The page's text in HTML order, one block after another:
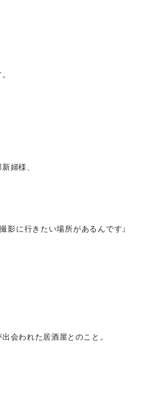
婦様、
影に行きたい場所があるんです」
会われた居酒屋とのこと。